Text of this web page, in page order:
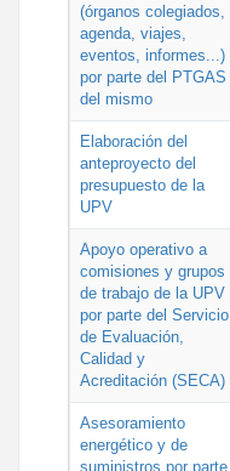
(órganos colegiados,
agenda, viajes,
eventos, informes...)
por parte del PTGAS
del mismo
Elaboración del
anteproyecto del
presupuesto de la
UPV
Apoyo operativo a
comisiones y grupos
de trabajo de la UPV
por parte del Servicio
de Evaluación,
Calidad y
Acreditación (SECA)
Asesoramiento
energético y de
suministros por parte